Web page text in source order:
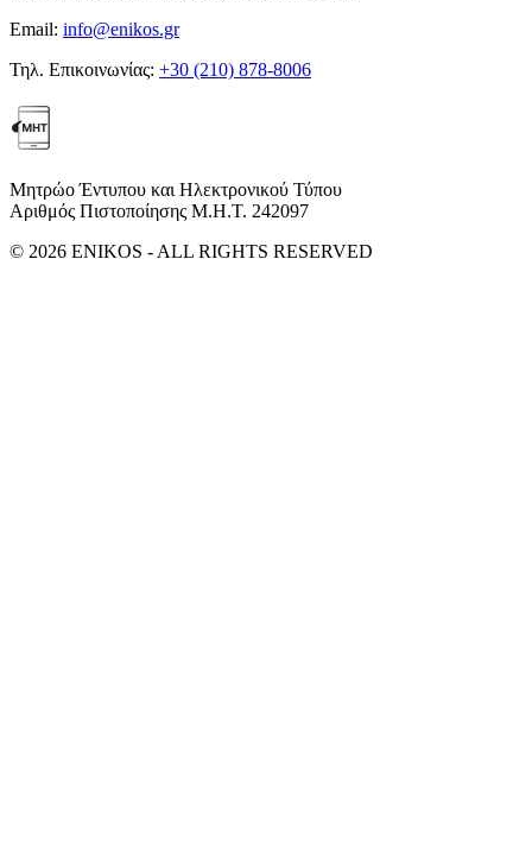
Email: info@enikos.gr
Τηλ. Επικοινωνίας: +30 (210) 878-8006
Μητρώο Έντυπου και Ηλεκτρονικού Τύπου
Αριθμός Πιστοποίησης Μ.Η.Τ. 242097
© 2026 ENIKOS - ALL RIGHTS RESERVED